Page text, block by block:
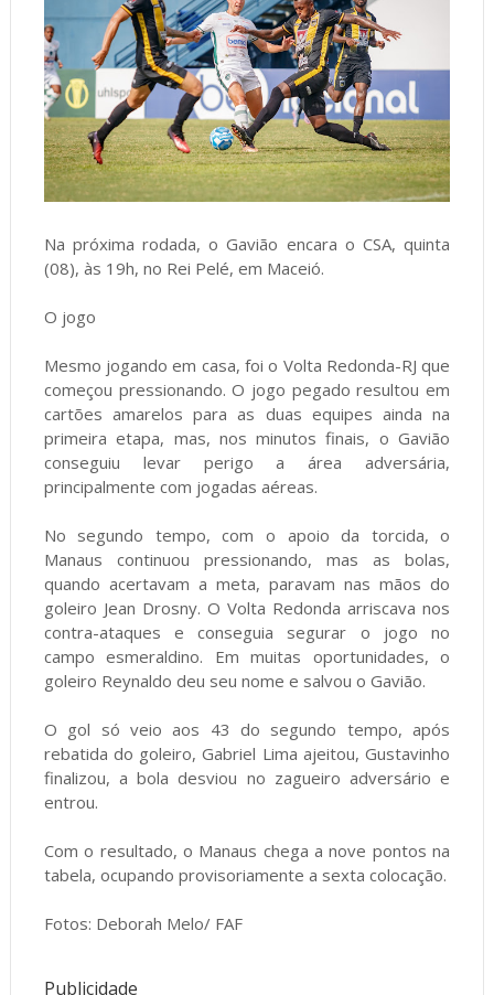
Na próxima rodada, o Gavião encara o CSA, quinta
(08), às 19h, no Rei Pelé, em Maceió.
O jogo
Mesmo jogando em casa, foi o Volta Redonda-RJ que
começou pressionando. O jogo pegado resultou em
cartões amarelos para as duas equipes ainda na
primeira etapa, mas, nos minutos finais, o Gavião
conseguiu levar perigo a área adversária,
principalmente com jogadas aéreas.
No segundo tempo, com o apoio da torcida, o
Manaus continuou pressionando, mas as bolas,
quando acertavam a meta, paravam nas mãos do
goleiro Jean Drosny. O Volta Redonda arriscava nos
contra-ataques e conseguia segurar o jogo no
campo esmeraldino. Em muitas oportunidades, o
goleiro Reynaldo deu seu nome e salvou o Gavião.
O gol só veio aos 43 do segundo tempo, após
rebatida do goleiro, Gabriel Lima ajeitou, Gustavinho
finalizou, a bola desviou no zagueiro adversário e
entrou.
Com o resultado, o Manaus chega a nove pontos na
tabela, ocupando provisoriamente a sexta colocação.
Fotos: Deborah Melo/ FAF
Publicidade